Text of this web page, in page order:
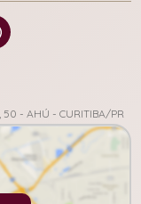
50 - AHÚ - CURITIBA/PR